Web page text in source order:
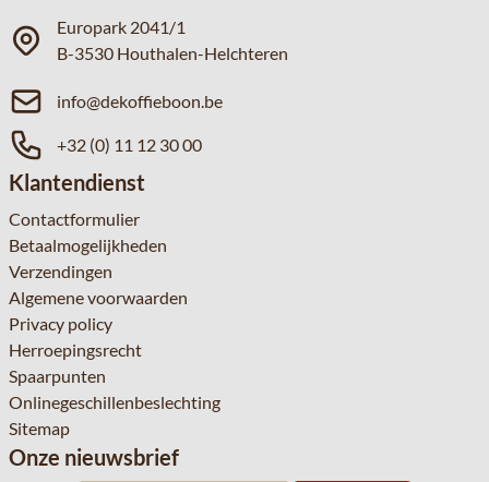
Europark 2041/1
B-3530 Houthalen-Helchteren
info@dekoffieboon.be
+32 (0) 11 12 30 00
Klantendienst
Contactformulier
Betaalmogelijkheden
Verzendingen
Algemene voorwaarden
Privacy policy
Herroepingsrecht
Spaarpunten
Onlinegeschillenbeslechting
Sitemap
Onze nieuwsbrief